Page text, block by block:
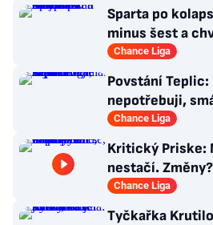
Sparta po
minus šest a
má silnou zbraň
Chance Liga
Povstání
nepotřebuji,
Promluvil o
Chance Liga
Kritický Priske:
nestačí.
nedokážu
Chance Liga
Tyčkařka